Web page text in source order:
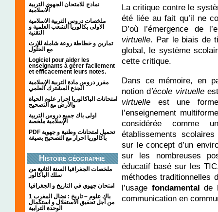
نمادج للامتحان الجهوي التربية
الاسلامية
ملخصات دروس التربية الاسلامية
الاولى بكالوريا الشعب العلمية و
التقنية
تمارين و خطاطة روعة شاملة للإرث
مع الحلول
Logiciel pour aider les
enseignants à gérer facilement
et efficacement leurs notes.
مقرر دروس مادة التربية الإسلامية
الجذع المشترك العلمي
امتحانات الباكالوريا احرار علوم الحياة
والأرض مع التصحيح
اولى باك جميع دروس التربية
الإسلامية ملخصة
PDF تحميل امتحانات وطنية و جهوية
باكالوريا احرار مع التصحيح بصيغة
Histoire géographie
ملخصات الجغرافيا السنة الثانية من
سلك الباكالور
امتحان جهوي في التاريخ و الجغرافيا
1 باك علوم – تاريخ : نضال المغرب
من أجل تحقيق الاستقلال و استكمال
الوحدة الترابية
La critique contre le
été liée au fait qu’il ne
D’où l’émergence de
virtuelle. Par le biais de
global, le système
cette critique.
Dans ce mémoire, en
notion d’école virtuelleest
virtuelle est une
l’enseignement
considérée comme
établissements scolaires
sur le concept d’un
sur les nombreuses
éducatif basé sur les
méthodes traditionnelles
l’usage fondamentalde
communication en